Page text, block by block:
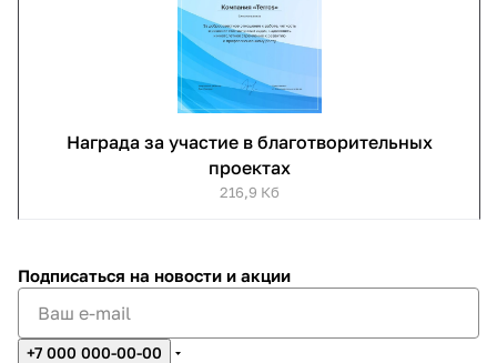
Награда за участие в благотворительных
проектах
216,9 Кб
Подписаться на новости и акции
+7 000 000-00-00